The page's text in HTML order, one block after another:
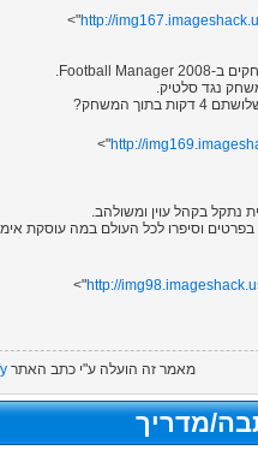
http://
המשחק?
http://
וסיפרו לכל העולם במה עוסקת
http://
מאמר זה הועלה ע"י כתב האתר
מדריך